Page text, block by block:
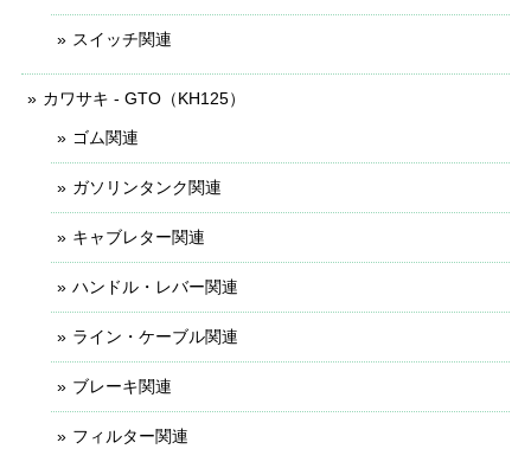
スイッチ関連
カワサキ - GTO（KH125）
ゴム関連
ガソリンタンク関連
キャブレター関連
ハンドル・レバー関連
ライン・ケーブル関連
ブレーキ関連
フィルター関連